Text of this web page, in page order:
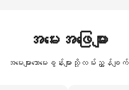
အမေးအဖြေများ
အမေးများသောမေးခွန်းများသို့လမ်းညွှန်ချက်